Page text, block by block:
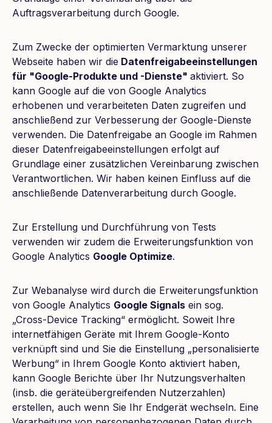
Auftragsverarbeitung durch Google.
Zum Zwecke der optimierten Vermarktung unserer
Webseite haben wir die Datenfreigabeeinstellungen
für "Google-Produkte und -Dienste" aktiviert. So
kann Google auf die von Google Analytics
erhobenen und verarbeiteten Daten zugreifen und
anschließend zur Verbesserung der Google-Dienste
verwenden. Die Datenfreigabe an Google im Rahmen
dieser Datenfreigabeeinstellungen erfolgt auf
Grundlage einer zusätzlichen Vereinbarung zwischen
Verantwortlichen. Wir haben keinen Einfluss auf die
anschließende Datenverarbeitung durch Google.
Zur Erstellung und Durchführung von Tests
verwenden wir zudem die Erweiterungsfunktion von
Google Analytics Google Optimize.
Zur Webanalyse wird durch die Erweiterungsfunktion
von Google Analytics Google Signals ein sog.
„Cross-Device Tracking“ ermöglicht. Soweit Ihre
internetfähigen Geräte mit Ihrem Google-Konto
verknüpft sind und Sie die Einstellung „personalisierte
Werbung“ in Ihrem Google Konto aktiviert haben,
kann Google Berichte über Ihr Nutzungsverhalten
(insb. die geräteübergreifenden Nutzerzahlen)
erstellen, auch wenn Sie Ihr Endgerät wechseln. Eine